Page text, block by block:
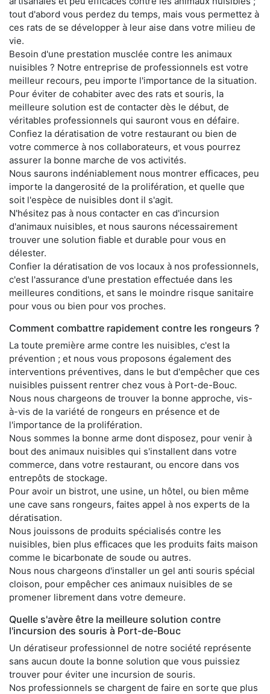
tout d'abord vous perdez du temps, mais vous permettez à
ces rats de se développer à leur aise dans votre milieu de
vie.
Besoin d'une prestation musclée contre les animaux
nuisibles ? Notre entreprise de professionnels est votre
meilleur recours, peu importe l'importance de la situation.
Pour éviter de cohabiter avec des rats et souris, la
meilleure solution est de contacter dès le début, de
véritables professionnels qui sauront vous en défaire.
Confiez la dératisation de votre restaurant ou bien de
votre commerce à nos collaborateurs, et vous pourrez
assurer la bonne marche de vos activités.
Nous saurons indéniablement nous montrer efficaces, peu
importe la dangerosité de la prolifération, et quelle que
soit l'espèce de nuisibles dont il s'agit.
N'hésitez pas à nous contacter en cas d'incursion
d'animaux nuisibles, et nous saurons nécessairement
trouver une solution fiable et durable pour vous en
délester.
Confier la dératisation de vos locaux à nos professionnels,
c'est l'assurance d'une prestation effectuée dans les
meilleures conditions, et sans le moindre risque sanitaire
pour vous ou bien pour vos proches.
Comment combattre rapidement contre les rongeurs ?
La toute première arme contre les nuisibles, c'est la
prévention ; et nous vous proposons également des
interventions préventives, dans le but d'empêcher que ces
nuisibles puissent rentrer chez vous à Port-de-Bouc.
Nous nous chargeons de trouver la bonne approche, vis-
à-vis de la variété de rongeurs en présence et de
l'importance de la prolifération.
Nous sommes la bonne arme dont disposez, pour venir à
bout des animaux nuisibles qui s'installent dans votre
commerce, dans votre restaurant, ou encore dans vos
entrepôts de stockage.
Pour avoir un bistrot, une usine, un hôtel, ou bien même
une cave sans rongeurs, faites appel à nos experts de la
dératisation.
Nous jouissons de produits spécialisés contre les
nuisibles, bien plus efficaces que les produits faits maison
comme le bicarbonate de soude ou autres.
Nous nous chargeons d'installer un gel anti souris spécial
cloison, pour empêcher ces animaux nuisibles de se
promener librement dans votre demeure.
Quelle s'avère être la meilleure solution contre
l'incursion des souris à Port-de-Bouc
Un dératiseur professionnel de notre société représente
sans aucun doute la bonne solution que vous puissiez
trouver pour éviter une incursion de souris.
Nos professionnels se chargent de faire en sorte que plus